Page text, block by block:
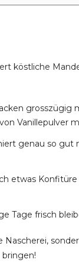
köstliche
grosszügig
Vanillepulver
genau so gut
etwas
Tage frisch